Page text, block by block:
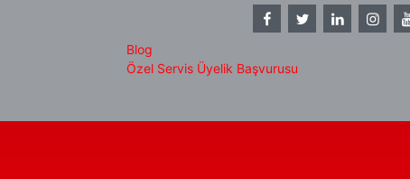
Blog
Özel Servis Üyelik Başvurusu